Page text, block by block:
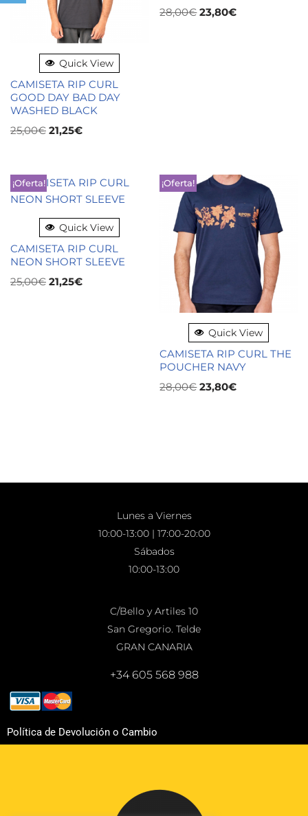
Quick View
CAMISETA RIP CURL
GOOD DAY BAD DAY
WASHED BLACK
25,00€ 21,25€
28,00€ 23,80€
¡Oferta!
Quick View
CAMISETA RIP CURL
NEON SHORT SLEEVE
25,00€ 21,25€
¡Oferta!
Quick View
CAMISETA RIP CURL THE
POUCHER NAVY
28,00€ 23,80€
Lunes a Viernes
10:00-13:00 | 17:00-20:00
Sábados
10:00-13:00
C/Bello y Artiles 10
San Gregorio. Telde
GRAN CANARIA
+34 605 568 988
Política de Devolución o Cambio